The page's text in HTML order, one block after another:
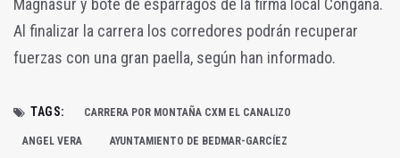
Magnasur y bote de espárragos de la firma local Congana.
Al finalizar la carrera los corredores podrán recuperar
fuerzas con una gran paella, según han informado.
TAGS: CARRERA POR MONTAÑA CXM EL CANALIZO
ANGEL VERA AYUNTAMIENTO DE BEDMAR-GARCÍEZ